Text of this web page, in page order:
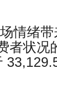
情绪
者状况